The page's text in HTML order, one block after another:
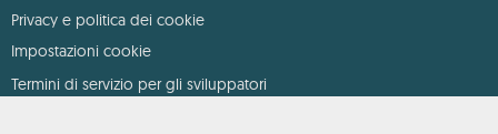
Privacy e politica dei cookie
Impostazioni cookie
Termini di servizio per gli sviluppatori